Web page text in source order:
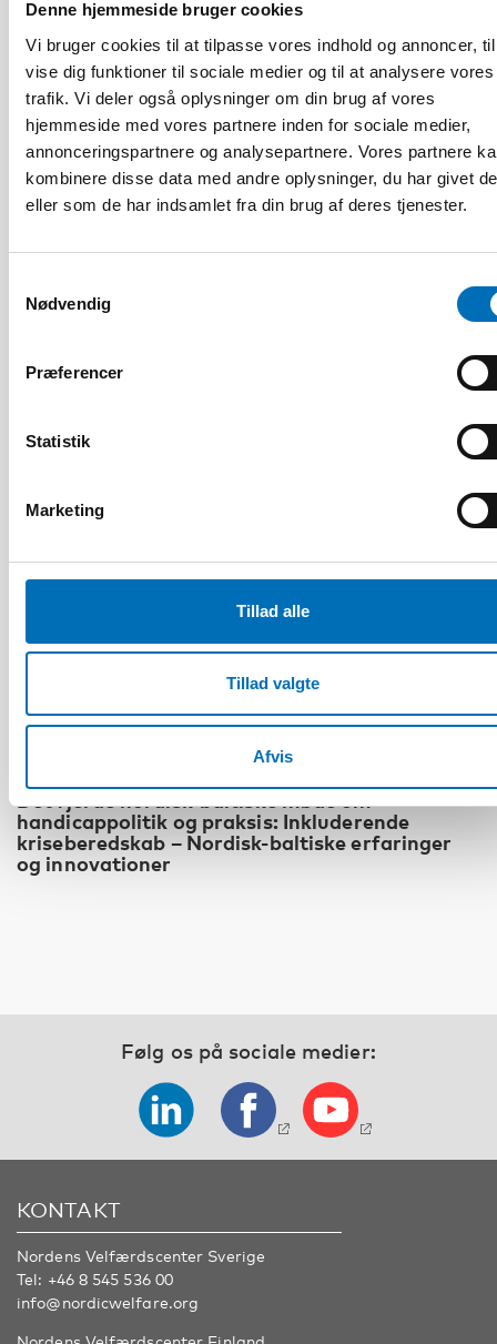
Denne hjemmeside bruger cookies
Vi bruger cookies til at tilpasse vores indhold og annoncer,
vise dig funktioner til sociale medier og til at analysere vores
trafik. Vi deler også oplysninger om din brug af vores
hjemmeside med vores partnere inden for sociale medier,
annonceringspartnere og analysepartnere. Vores partnere
kombinere disse data med andre oplysninger, du har givet
eller som de har indsamlet fra din brug af deres tjenester.
Nødvendig
Præferencer
Statistik
Marketing
Tillad alle
Tillad valgte
Afvis
Nordisk samarbeid om
Funksjonshinderspørsmål – Årsrapport 2025
Det fjerde nordisk-baltiske møde om
handicappolitik og praksis: Inkluderende
kriseberedskab – Nordisk-baltiske erfaringer
og innovationer
Følg os på sociale medier:
KONTAKT
Nordens Velfærdscenter Sverige
Tel: +46 8 545 536 00
info@nordicwelfare.org